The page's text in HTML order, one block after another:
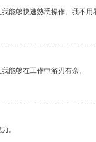
能够快速熟悉操作。我不用
能够在工作中游刃有余。
。